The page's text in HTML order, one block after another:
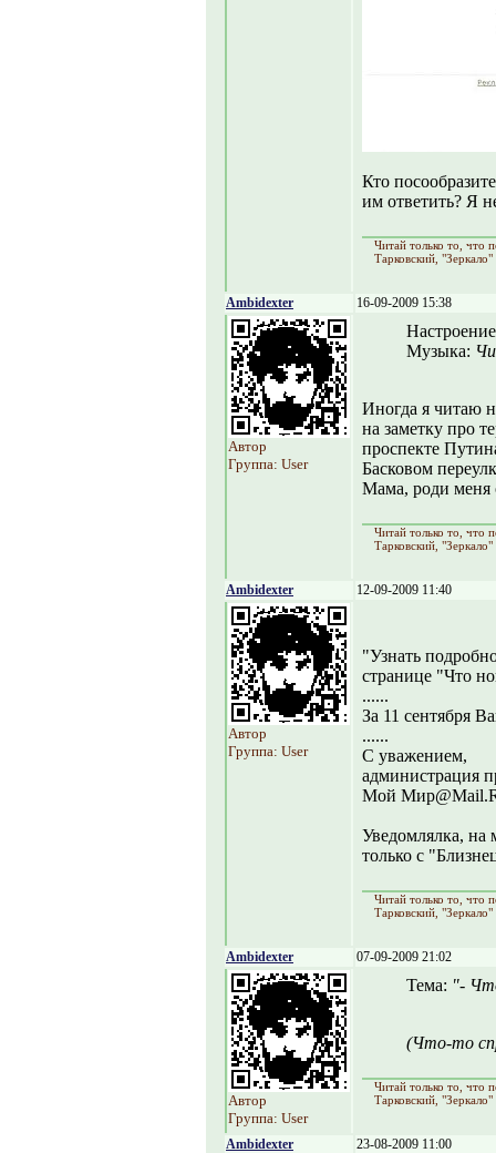
Кто
им ответить? Я
Читай только то, что
Тарковский, "Зеркало"
Ambidexter 16-09-2009 15:38
Автор
Группа: User
Музыка:
Иногда я читаю
на заметку про
проспекте
Басковом
Мама, роди меня
Читай только то, что
Тарковский, "Зеркало"
Ambidexter 12-09-2009 11:40
Автор
Группа: User
"Узнать
странице "Что
......
За 11 сентября
......
С уважением,
администрация
Мой
Уведомлялка, на
только с
Читай только то, что
Тарковский, "Зеркало"
Ambidexter 07-09-2009 21:02
Автор
Группа: User
Тема: "-
(Что-то
Читай только то, что
Тарковский, "Зеркало"
Ambidexter 23-08-2009 11:00